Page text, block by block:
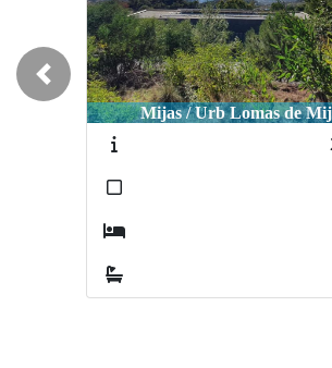
Mijas / Urb Lomas de MijasMijas / La Alquería
Previous